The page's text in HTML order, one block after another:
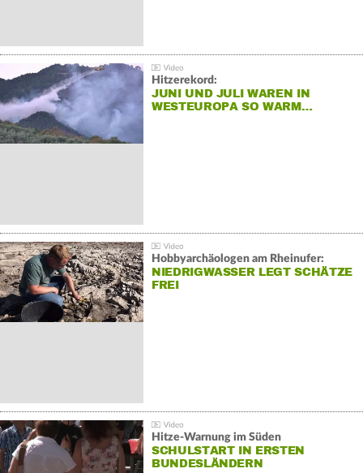
Hitzerekord:
JUNI UND JULI WAREN IN
WESTEUROPA SO WARM…
Hobbyarchäologen am Rheinufer:
NIEDRIGWASSER LEGT SCHÄTZE
FREI
Hitze-Warnung im Süden
SCHULSTART IN ERSTEN
BUNDESLÄNDERN